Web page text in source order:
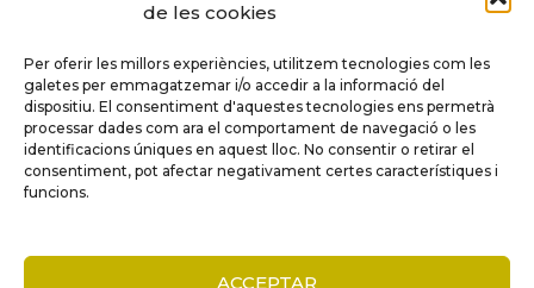
de les cookies
Per oferir les millors experiències, utilitzem tecnologies com les
galetes per emmagatzemar i/o accedir a la informació del
dispositiu. El consentiment d'aquestes tecnologies ens permetrà
processar dades com ara el comportament de navegació o les
identificacions úniques en aquest lloc. No consentir o retirar el
consentiment, pot afectar negativament certes característiques i
funcions.
ACCEPTAR
Tots els drets reservats a ©Columna
Música.
COMPARE (0)